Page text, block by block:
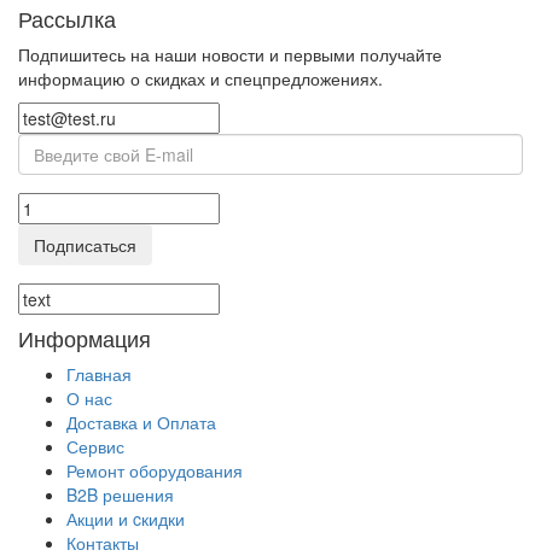
Рассылка
Подпишитесь на наши новости и первыми получайте
информацию о скидках и спецпредложениях.
Подписаться
Информация
Главная
О нас
Доставка и Оплата
Сервис
Ремонт оборудования
B2B решения
Акции и cкидки
Контакты